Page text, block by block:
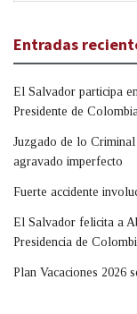
Entradas
El Salvador participa
Presidente de
Juzgado de lo
agravado imperfecto
Fuerte accidente
El Salvador felicita a
Presidencia de
Plan Vacaciones 2026